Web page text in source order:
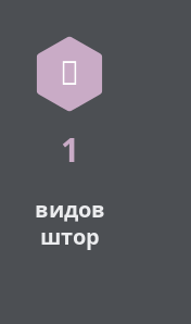
1
видов
штор